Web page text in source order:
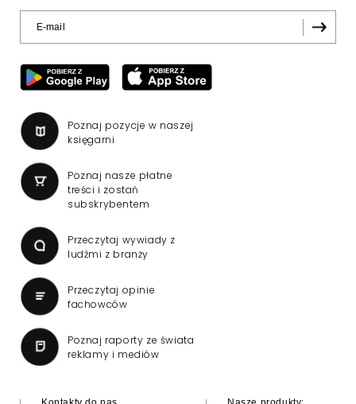
Poznaj pozycje w naszej
księgarni
Poznaj nasze płatne
treści i zostań
subskrybentem
Przeczytaj wywiady z
ludźmi z branży
Przeczytaj opinie
fachowców
Poznaj raporty ze świata
reklamy i mediów